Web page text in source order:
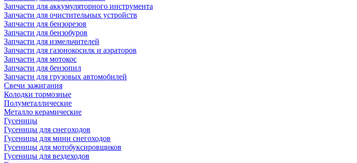
Запчасти для аккумуляторного инструмента
Запчасти для очистительных устройств
Запчасти для бензорезов
Запчасти для бензобуров
Запчасти для измельчителей
Запчасти для газонокосилк и аэраторов
Запчасти для мотокос
Запчасти для бензопил
Запчасти для грузовых автомобилей
Свечи зажигания
Колодки тормозные
Полуметаллические
Металло керамические
Гусеницы
Гусеницы для снегоходов
Гусеницы для мини снегоходов
Гусеницы для мотобуксировщиков
Гусеницы для вездеходов